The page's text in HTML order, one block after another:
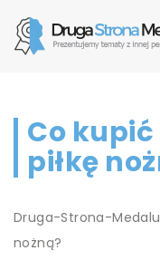
Co
piłkę
Druga-Strona-Medalu
nożną?